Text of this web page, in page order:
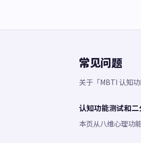
常见问题
关于「MBTI 认知
认知功能测试和二
本页从八维心理功